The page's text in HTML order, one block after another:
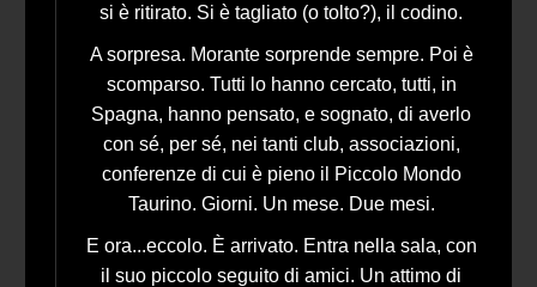
si è ritirato. Si è tagliato (o tolto?), il codino.
A sorpresa. Morante sorprende sempre. Poi è
scomparso. Tutti lo hanno cercato, tutti, in
Spagna, hanno pensato, e sognato, di averlo
con sé, per sé, nei tanti club, associazioni,
conferenze di cui è pieno il Piccolo Mondo
Taurino. Giorni. Un mese. Due mesi.
E ora...eccolo. È arrivato. Entra nella sala, con
il suo piccolo seguito di amici. Un attimo di